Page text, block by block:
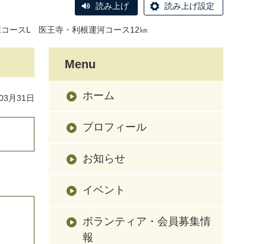
読み上げ 読み上げ設定
ースL 医王寺・利根運河コース12㎞
月31日
Menu
ホーム
プロフィール
お知らせ
イベント
ボランティア・会員募集情
報